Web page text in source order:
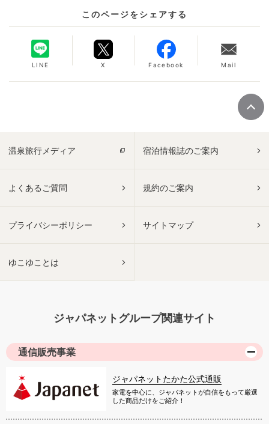
このページをシェアする
LINE X Facebook Mail
温泉旅行メディア 宿泊情報誌のご案内
よくあるご質問 規約のご案内
プライバシーポリシー サイトマップ
ゆこゆことは
ジャパネットグループ関連サイト
通信販売事業
ジャパネットたかた公式通販
家電を中心に、ジャパネットが自信をもって厳選
した商品だけをご紹介！